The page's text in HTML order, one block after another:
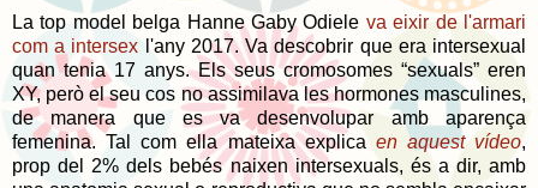
La top model belga Hanne Gaby Odiele va eixir de l'armari
com a intersex l'any 2017. Va descobrir que era intersexual
quan tenia 17 anys. Els seus cromosomes “sexuals” eren
XY, però el seu cos no assimilava les hormones masculines,
de manera que es va desenvolupar amb aparença
femenina. Tal com ella mateixa explica en aquest vídeo,
prop del 2% dels bebés naixen intersexuals, és a dir, amb